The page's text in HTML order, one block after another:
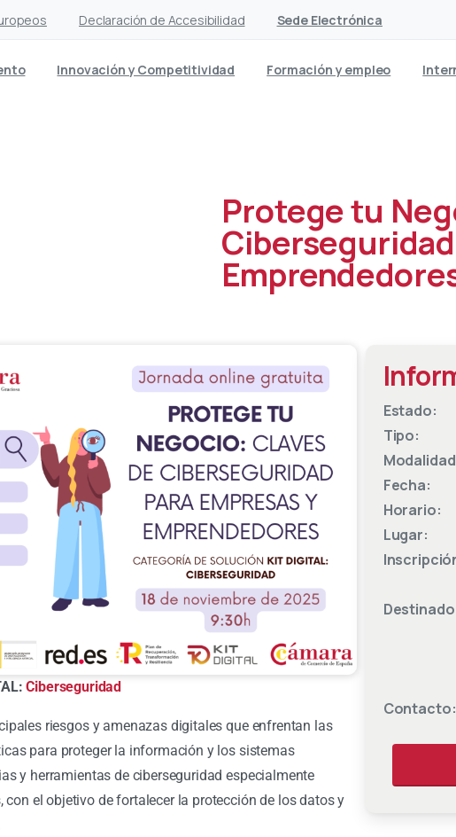
Declaración de Accesibilidad Sede Electrónica
Innovación y Competitividad Formación y empleo
Protege tu
Ciberseguridad
riesgos y amenazas digitales que enfrentan las
para proteger la información y los sistemas
y herramientas de ciberseguridad especialmente
el objetivo de fortalecer la protección de los datos y
Estado:
Tipo:
Fecha:
Horario:
Lugar:
Destinado
Contacto: